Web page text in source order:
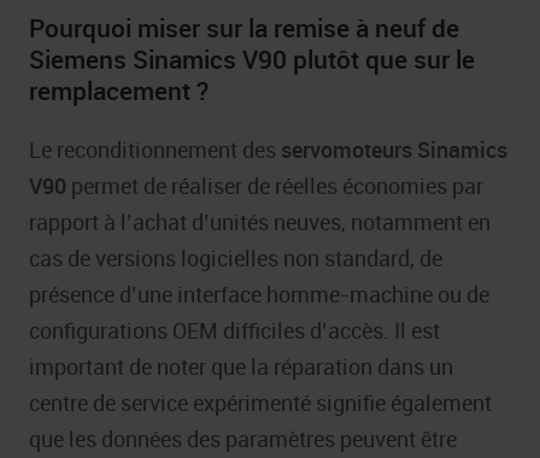
Pourquoi miser sur la remise à neuf de
Siemens Sinamics V90 plutôt que sur le
remplacement ?
Le reconditionnement des servomoteurs Sinamics
V90 permet de réaliser de réelles économies par
rapport à l’achat d’unités neuves, notamment en
cas de versions logicielles non standard, de
présence d’une interface homme-machine ou de
configurations OEM difficiles d’accès. Il est
important de noter que la réparation dans un
centre de service expérimenté signifie également
que les données des paramètres peuvent être